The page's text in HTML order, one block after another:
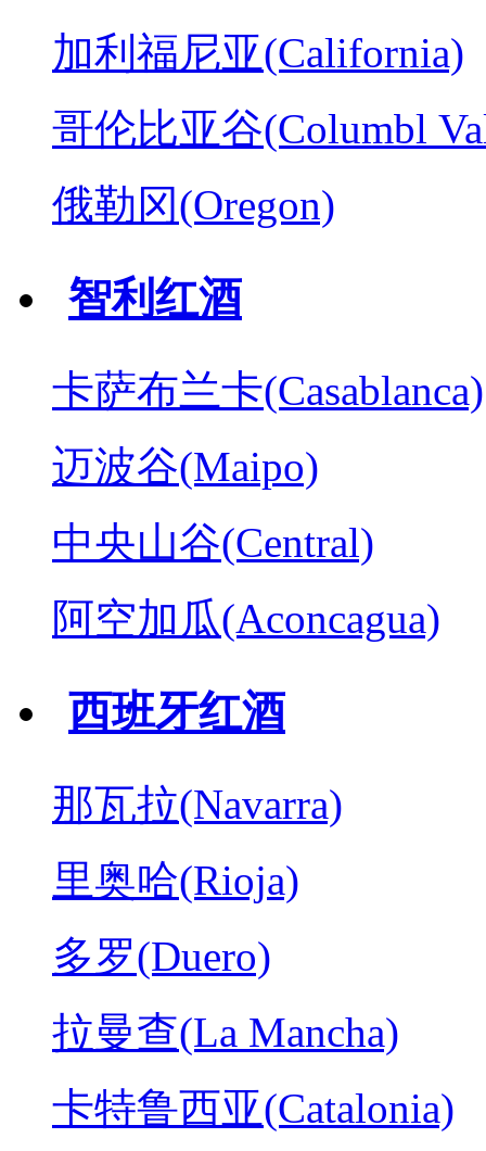
加利福尼亚(California)
哥伦比亚谷(Columbl
俄勒冈(Oregon)
智利红酒
卡萨布兰卡(Casablanca)
迈波谷(Maipo)
中央山谷(Central)
阿空加瓜(Aconcagua)
西班牙红酒
那瓦拉(Navarra)
里奥哈(Rioja)
多罗(Duero)
拉曼查(La Mancha)
卡特鲁西亚(Catalonia)